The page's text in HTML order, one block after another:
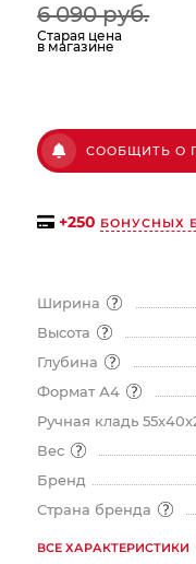
6 090 руб.
Старая цена
в магазине
СООБЩИТЬ О
+250 БОНУСНЫХ
Ширина
Высота
Глубина
Формат А4
Ручная кладь
Вес
Бренд
Страна бренда
ВСЕ ХАРАКТЕРИСТИКИ